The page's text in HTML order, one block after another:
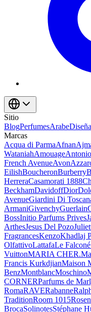
Sitio
BlogPerfumesArabe
Marcas
Acqua di ParmaAfnan
WataniahAmouage
French AvenueAvon
EilishBoucheronBurberry
HerreraCasamorati 1888
BeckhamDavidoffDior
AvenueGiardini Di
ArmaniGivenchyGuerlain
BossInitio Parfums Prives
ArthesJesus Del Pozo
FragrancesKenzoKhadlaj
OlfattivoLattafaLe
VuittonMARIA CHER.
Francis KurkdjianMaison
BenzMontblancMoschino
CORNERParfums de
RomaRAVERabanne
TraditionRoom 1015
BrocaSolinotesStéphane